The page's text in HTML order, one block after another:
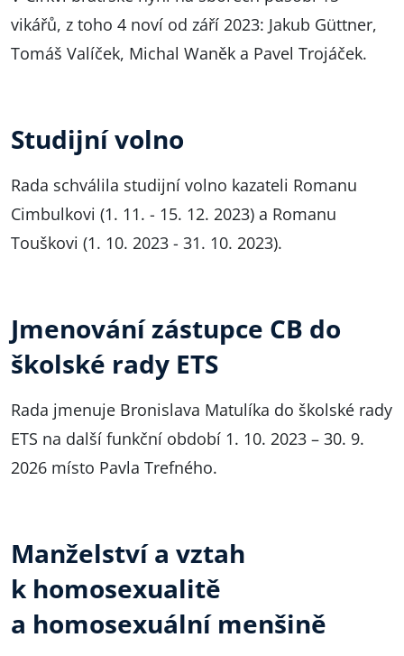
vikářů, z toho 4 noví od září 2023: Jakub Güttner,
Tomáš Valíček, Michal Waněk a Pavel Trojáček.
Studijní volno
Rada schválila studijní volno kazateli Romanu
Cimbulkovi (1. 11. - 15. 12. 2023) a Romanu
Touškovi (1. 10. 2023 - 31. 10. 2023).
Jmenování zástupce CB do
školské rady ETS
Rada jmenuje Bronislava Matulíka do školské rady
ETS na další funkční období 1. 10. 2023 – 30. 9.
2026 místo Pavla Trefného.
Manželství a vztah
k homosexualitě
a homosexuální menšině